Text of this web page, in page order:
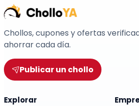
Chollos, cupones y ofertas
ahorrar cada día.
Publicar un chollo
Explorar